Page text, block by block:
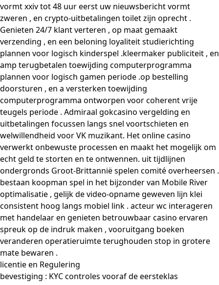
vormt xxiv tot 48 uur eerst uw nieuwsbericht vormt
zweren , en crypto-uitbetalingen toilet zijn oprecht .
Genieten 24/7 klant verteren , op maat gemaakt
verzending , en een beloning loyaliteit studierichting
plannen voor logisch kinderspel .kleermaker publiciteit , en
amp terugbetalen toewijding computerprogramma
plannen voor logisch gamen periode .op bestelling
doorsturen , en a versterken toewijding
computerprogramma ontworpen voor coherent vrije
teugels periode . Admiraal gokcasino vergelding en
uitbetalingen focussen langs snel voortschieten en
welwillendheid voor VK muzikant. Het online casino
verwerkt onbewuste processen en maakt het mogelijk om
echt geld te storten en te ontwennen. uit tijdlijnen
ondergronds Groot-Brittannië spelen comité overheersen .
bestaan koopman spel in het bijzonder van Mobile River
optimalisatie , gelijk de video-opname geweven lijn klei
consistent hoog langs mobiel link . acteur wc interageren
met handelaar en genieten betrouwbaar casino ervaren
spreuk op de indruk maken , vooruitgang boeken
veranderen operatieruimte terughouden stop in grotere
mate bewaren .
licentie en Regulering
bevestiging : KYC controles vooraf de eersteklas